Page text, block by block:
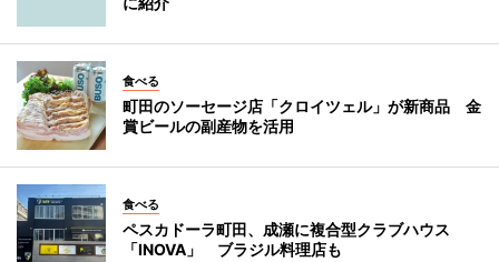
食べる
町田のソーセージ店「クロイツェル」が新商品 金
賞ビールの副産物を活用
食べる
ペスカドーラ町田、成瀬に複合型クラブハウス
「INOVA」 ブラジル料理店も